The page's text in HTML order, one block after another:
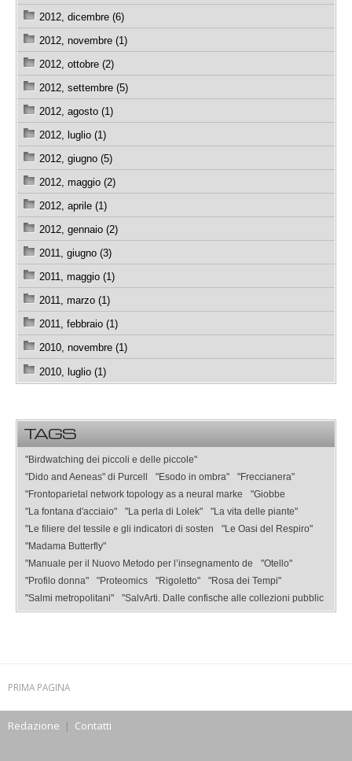
2012, dicembre (6)
2012, novembre (1)
2012, ottobre (2)
2012, settembre (5)
2012, agosto (1)
2012, luglio (1)
2012, giugno (5)
2012, maggio (2)
2012, aprile (1)
2012, gennaio (2)
2011, giugno (3)
2011, maggio (1)
2011, marzo (1)
2011, febbraio (1)
2010, novembre (1)
2010, luglio (1)
TAGS
"Birdwatching dei piccoli e delle piccole"
"Dido and Aeneas" di Purcell
"Esodo in ombra"
"Freccianera"
"Frontoparietal network topology as a neural marke
"Giobbe
"La fontana d'acciaio"
"La perla di Lolek"
"La vita delle piante"
"Le filiere del tessile e gli indicatori di sosten
"Le Oasi del Respiro"
"Madama Butterfly"
"Manuale per il Nuovo Metodo per l’insegnamento de
"Otello"
"Profilo donna"
"Proteomics "Rigoletto"
"Rosa dei Tempi"
"Salmi metropolitani"
"SalvArti. Dalle confische alle collezioni pubblic
PRIMA PAGINA
Redazione | Contatti